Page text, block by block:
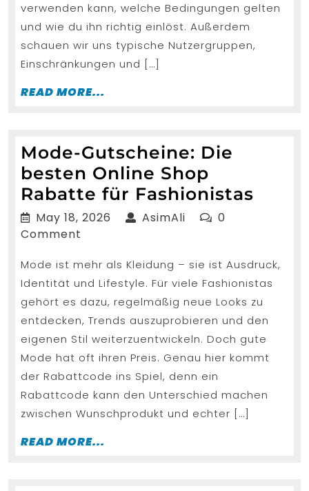
verwenden kann, welche Bedingungen gelten
und wie du ihn richtig einlöst. Außerdem
schauen wir uns typische Nutzergruppen,
Einschränkungen und […]
READ MORE...
Mode-Gutscheine: Die
besten Online Shop
Rabatte für Fashionistas
Shop
für
May 18, 2026 May AsimAli AsimAli
0
Comment
Mode ist mehr als Kleidung – sie ist Ausdruck,
Identität und Lifestyle. Für viele Fashionistas
gehört es dazu, regelmäßig neue Looks zu
entdecken, Trends auszuprobieren und den
eigenen Stil weiterzuentwickeln. Doch gute
Mode hat oft ihren Preis. Genau hier kommt
der Rabattcode ins Spiel, denn ein
Rabattcode kann den Unterschied machen
zwischen Wunschprodukt und echter […]
READ MORE...